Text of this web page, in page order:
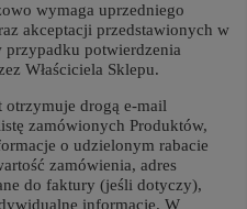
wymaga uprzedniego
akceptacji przedstawionych w
potwierdzenia
Właściciela Sklepu.
otrzymuje drogą e-mail
zamówionych Produktów,
o udzielonym rabacie
zamówienia, adres
do faktury (jeśli dotyczy),
informacje. W